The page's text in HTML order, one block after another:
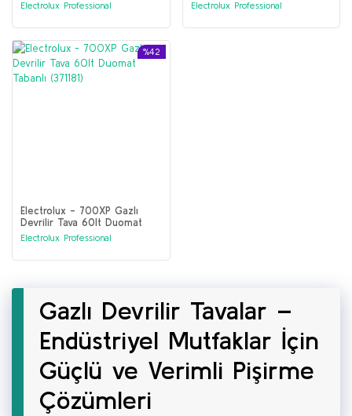
devirmeli (391137)
Electrolux Professional Electrolux Professional
%42
Electrolux - 700XP Gazlı
Devrilir Tava 60lt Duomat
Tabanlı (371181)
Electrolux Professional
Gazlı Devrilir Tavalar –
Endüstriyel Mutfaklar İçin
Güçlü ve Verimli Pişirme
Çözümleri